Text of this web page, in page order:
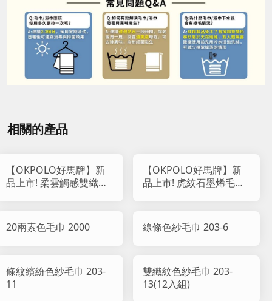
相關的產品
【OKPOLO好馬牌】新
品上市! 柔雲觸感雙織紋
【OKPOLO好馬牌】新
品上市! 虎紋石墨烯毛巾
20兩素色毛巾 2000 線條色紗毛巾 203-6
條紋繽紛色紗毛巾 203-
11
雙織紋色紗毛巾 203-
13(12入組)